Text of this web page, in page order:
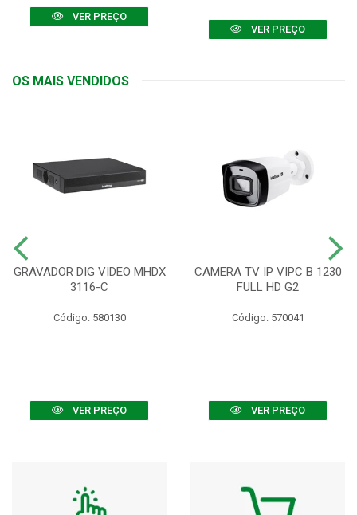
VER PREÇO
VER PREÇO
OS MAIS VENDIDOS
GRAVADOR DIG VIDEO MHDX
3116-C
Código: 580130
VER PREÇO
CAMERA TV IP VIPC B 1230
FULL HD G2
Código: 570041
VER PREÇO